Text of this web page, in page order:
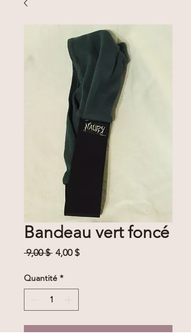
Bandeau vert foncé
9,00 $ Prix
4,00 $Prix
Quantité *